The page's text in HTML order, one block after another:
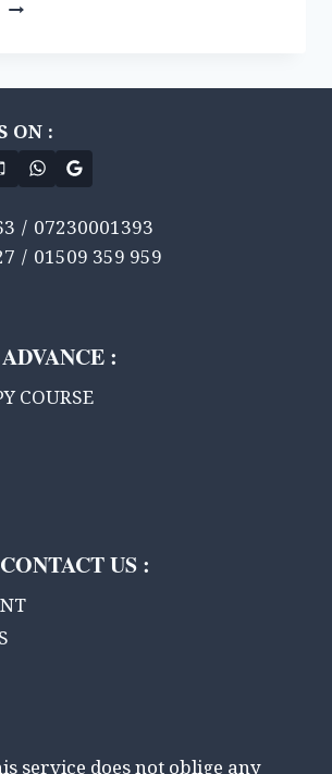
मुश्किलों
पहले
से
तैयारी
जरूरी
ON :
/ 07230001393
/ 01509 359 959
:
COURSE
US :